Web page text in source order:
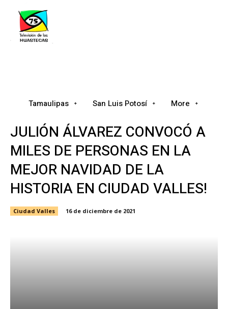
Tamaulipas San Luis Potosí More
JULIÓN ÁLVAREZ CONVOCÓ A
MILES DE PERSONAS EN LA
MEJOR NAVIDAD DE LA
HISTORIA EN CIUDAD VALLES!
Ciudad Valles 16 de diciembre de 2021